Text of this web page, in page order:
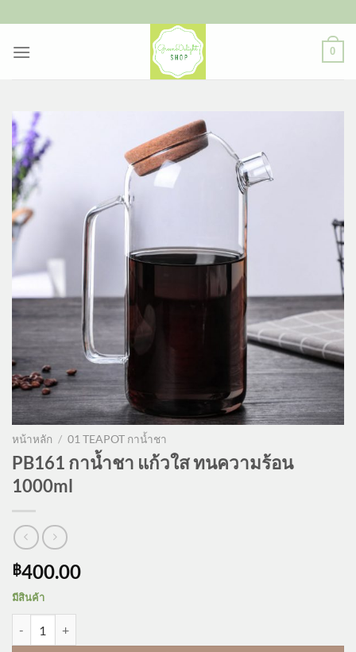
ไป
0
หน้าหลัก / 01 TEAPOT กาน้ำชา
PB161 กาน้ำชา แก้วใส ทนความร้อน
1000ml
฿400.00
มีสินค้า